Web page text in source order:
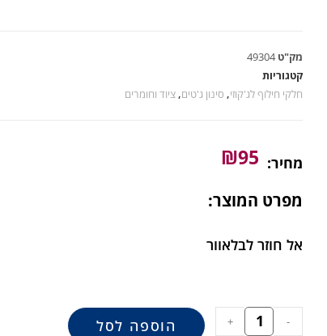
מק"ט49304
קטגוריות
חלקי חילוף לג'קוזי, סינון ג'טים, ציוד וחומרים
מחיר: ₪95
מפרט המוצר:
אל חוזר לבלאוור
-
+ הוספה לסל